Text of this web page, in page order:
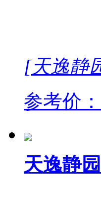
[天逸静
参考价
天逸静